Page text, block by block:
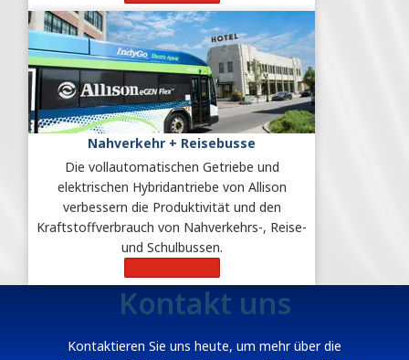
Nahverkehr + Reisebusse
Die vollautomatischen Getriebe und
elektrischen Hybridantriebe von Allison
verbessern die Produktivität und den
Kraftstoffverbrauch von Nahverkehrs-, Reise-
und Schulbussen.
Kontakt uns
Kontaktieren Sie uns heute, um mehr über die